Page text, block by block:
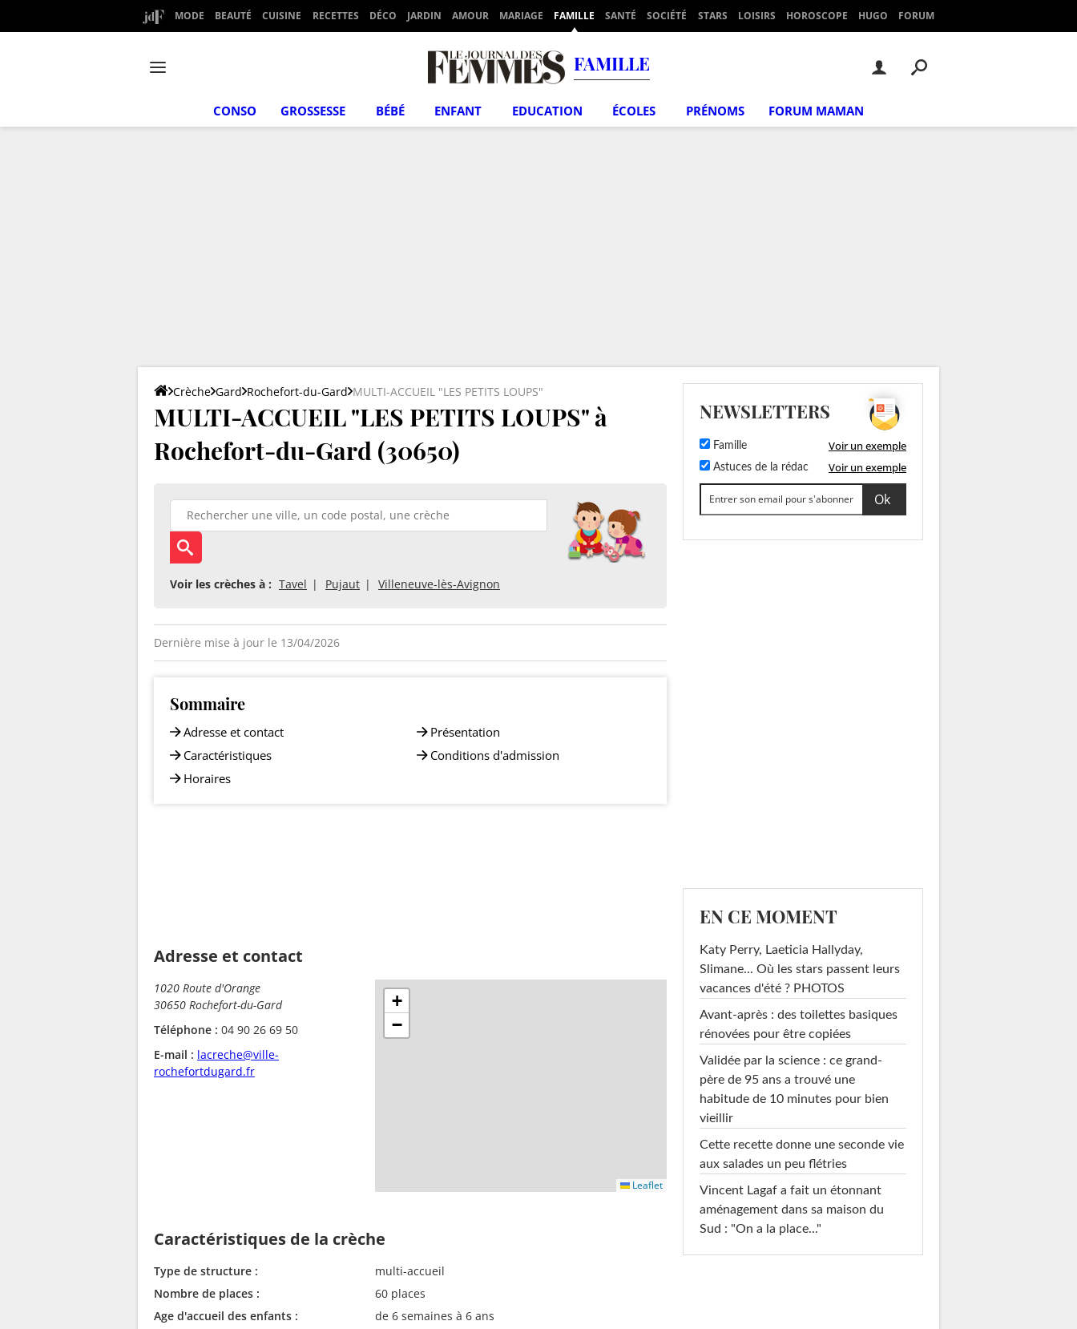
MODE BEAUTÉ CUISINE RECETTES DÉCO JARDIN AMOUR MARIAGE FAMILLE SANTÉ SOCIÉTÉ STARS LOISIRS HOROSCOPE HUGO FORUM
FAMILLE
CONSO GROSSESSE BÉBÉ ENFANT EDUCATION ÉCOLES PRÉNOMS FORUM MAMAN
Crèche Gard Rochefort-du-Gard MULTI-ACCUEIL "LES PETITS LOUPS"
MULTI-ACCUEIL "LES PETITS LOUPS" à
Rochefort-du-Gard (30650)
Voir les crèches à : Tavel Pujaut Villeneuve-lès-Avignon
Dernière mise à jour le 13/04/2026
Sommaire
Adresse et contact
Caractéristiques
Horaires
Présentation
Conditions d'admission
Adresse et contact
1020 Route d'Orange
30650 Rochefort-du-Gard
Téléphone : 04 90 26 69 50
E-mail : lacreche@ville-
rochefortdugard.fr
+
−
Leaflet
Caractéristiques de la crèche
Type de structure :
multi-accueil
Nombre de places :
60 places
Age d'accueil des enfants :
de 6 semaines à 6 ans
NEWSLETTERS
Famille Voir un exemple
Astuces de la rédac Voir un exemple
EN CE MOMENT
Katy Perry, Laeticia Hallyday,
Slimane... Où les stars passent leurs
vacances d'été ? PHOTOS
Avant-après : des toilettes basiques
rénovées pour être copiées
Validée par la science : ce grand-
père de 95 ans a trouvé une
habitude de 10 minutes pour bien
vieillir
Cette recette donne une seconde vie
aux salades un peu flétries
Vincent Lagaf a fait un étonnant
aménagement dans sa maison du
Sud : "On a la place..."